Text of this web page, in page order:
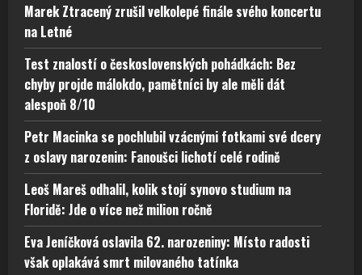
Marek Ztracený zrušil velkolepé finále svého koncertu
na Letné
Test znalostí o československých pohádkách: Bez
chyby projde málokdo, pamětníci by ale měli dát
alespoň 8/10
Petr Macinka se pochlubil vzácnými fotkami své dcery
z oslavy narozenin: Fanoušci lichotí celé rodině
Leoš Mareš odhalil, kolik stojí synovo studium na
Floridě: Jde o více než milion ročně
Eva Jeníčková oslavila 62. narozeniny: Místo radosti
však oplakává smrt milovaného tatínka